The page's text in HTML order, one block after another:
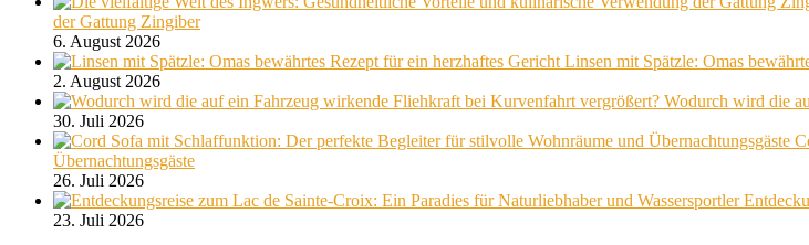
der Gattung Zingiber
6. August 2026
Linsen mit Spätzle: Omas
2. August 2026
Wodurch wird die
30. Juli 2026
Übernachtungsgäste
26. Juli 2026
23. Juli 2026